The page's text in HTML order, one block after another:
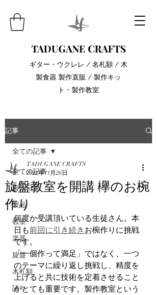
TADUGANE CRAFTS
​ギター・ウクレレ / 名札額 / 木
製食器 製作直販 / 製作キッ
ト・製作教室
記事
全ての記事
製作日誌
製品
教室
楽器
旋盤
木札額
諸々
全ての記事
旋盤教室を開講 欅のお椀
作り
TADUGANE CRAFTS
2022年11月26日
何度か受講頂いている生徒さん。本
日も前回に引き続き お椀作りに挑戦
です。
「一個作って満足」ではなく、一つ
のテーマに繰り返し挑戦し、精度を
上げると共に技術を定着させること
がとても重要です。製作教室という